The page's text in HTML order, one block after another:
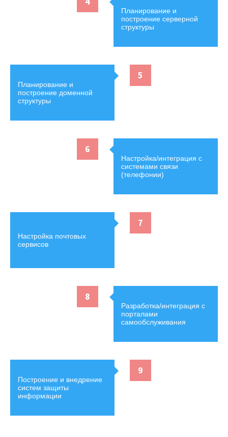
Планирование и
построение серверной
структуры
Планирование и
построение доменной
структуры
5
Настройка/интеграция с
системами связи
(телефонии)
6
Настройка почтовых
сервисов
7
Разработка/интеграция с
порталами
самообслуживания
8
Построение и внедрение
систем защиты
информации
9